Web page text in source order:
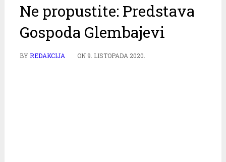
Ne propustite: Predstava
Gospoda Glembajevi
BYREDAKCIJA ON 9. LISTOPADA 2020.